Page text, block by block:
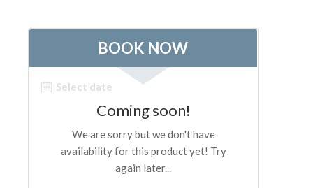
Le Musée de San Marco
Musée Archéologique
Le Musée Galilée
Le Jardin de Boboli
La tour d'Arnolfo